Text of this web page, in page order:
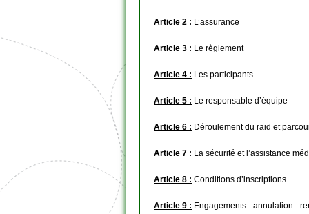
Article 2 : L’assurance
Article 3 : Le règlement
Article 4 : Les participants
Article 5 : Le responsable d’équipe
Article 6 : Déroulement du raid et
Article 7 : La sécurité et l’assistance
Article 8 : Conditions d’inscriptions
Article 9 : Engagements - annulation -